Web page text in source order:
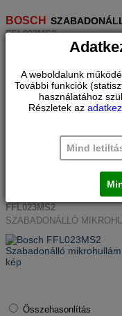
BOSCH
FEL023MS2
SZABADONÁLLÓ
Összehasonlítás
FFL023MS2
SZABADONÁLLÓ
Összehasonlítás
A weboldalunk
További funkciók
használatához
Részletek az
Mind